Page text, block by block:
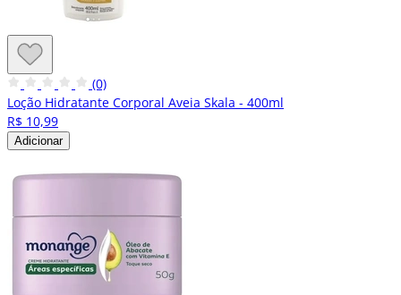
(0)
Loção Hidratante Corporal Aveia Skala - 400ml
R$ 10,99
Adicionar